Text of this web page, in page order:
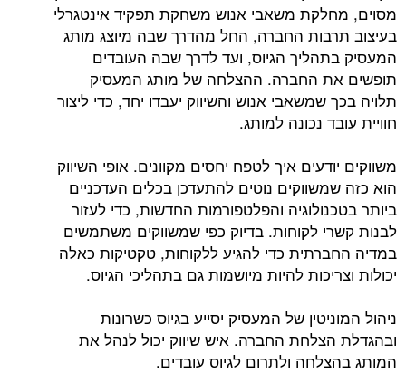
משאבי אנוש משחקת תפקיד אינטגרלי
החברה, החל מהדרך שבה מיוצג מותג
הגיוס, ועד לדרך שבה העובדים
החברה. ההצלחה של מותג המעסיק
אנוש והשיווק יעבדו יחד, כדי ליצור
נכונה למותג.
איך לטפח יחסים מקוונים. אופי השיווק
נוטים להתעדכן בכלים העדכניים
והפלטפורמות החדשות, כדי לעזור
לקוחות. בדיוק כפי שמשווקים משתמשים
כדי להגיע ללקוחות, טקטיקות כאלה
להיות מיושמות גם בתהליכי הגיוס.
של המעסיק יסייע בגיוס כשרונות
החברה. איש שיווק יכול לנהל את
ולתרום לגיוס עובדים.